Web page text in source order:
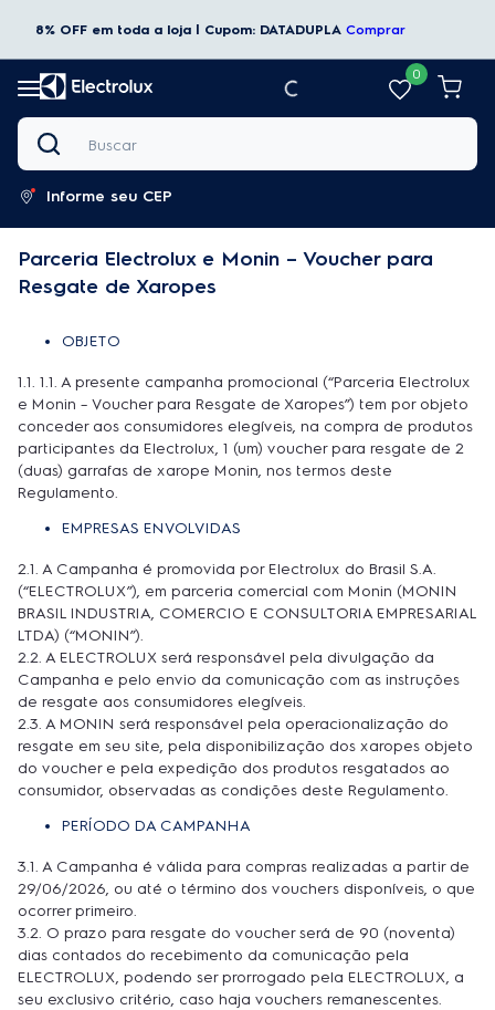
8% OFF em toda a loja | Cupom: DATADUPLA Comprar
0
Buscar
Informe seu CEP
Parceria Electrolux e Monin – Voucher para
Resgate de Xaropes
OBJETO
1.1. 1.1. A presente campanha promocional (“Parceria Electrolux
e Monin – Voucher para Resgate de Xaropes”) tem por objeto
conceder aos consumidores elegíveis, na compra de produtos
participantes da Electrolux, 1 (um) voucher para resgate de 2
(duas) garrafas de xarope Monin, nos termos deste
Regulamento.
EMPRESAS ENVOLVIDAS
2.1. A Campanha é promovida por Electrolux do Brasil S.A.
(“ELECTROLUX”), em parceria comercial com Monin (MONIN
BRASIL INDUSTRIA, COMERCIO E CONSULTORIA EMPRESARIAL
LTDA) (“MONIN”).
2.2. A ELECTROLUX será responsável pela divulgação da
Campanha e pelo envio da comunicação com as instruções
de resgate aos consumidores elegíveis.
2.3. A MONIN será responsável pela operacionalização do
resgate em seu site, pela disponibilização dos xaropes objeto
do voucher e pela expedição dos produtos resgatados ao
consumidor, observadas as condições deste Regulamento.
PERÍODO DA CAMPANHA
3.1. A Campanha é válida para compras realizadas a partir de
29/06/2026, ou até o término dos vouchers disponíveis, o que
ocorrer primeiro.
3.2. O prazo para resgate do voucher será de 90 (noventa)
dias contados do recebimento da comunicação pela
ELECTROLUX, podendo ser prorrogado pela ELECTROLUX, a
seu exclusivo critério, caso haja vouchers remanescentes.